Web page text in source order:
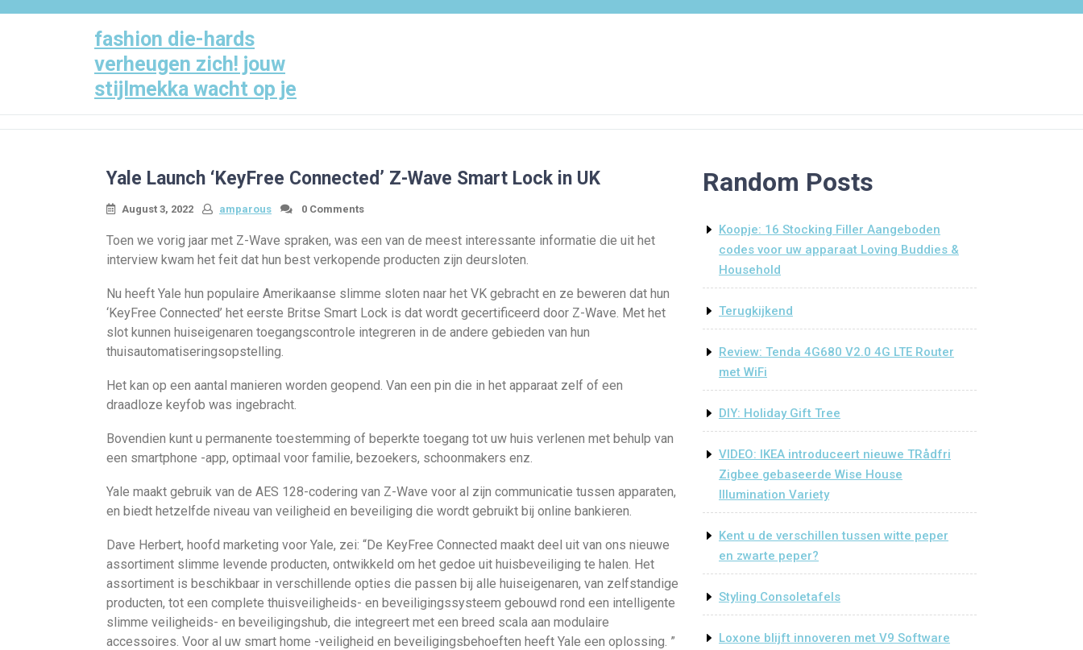
fashion die-hards
verheugen zich! jouw
stijlmekka wacht op je
Yale Launch ‘KeyFree Connected’ Z-Wave Smart Lock in UK
August 3, 2022 amparous 0 Comments
Toen we vorig jaar met Z-Wave spraken, was een van de meest interessante informatie die uit het
interview kwam het feit dat hun best verkopende producten zijn deursloten.
Nu heeft Yale hun populaire Amerikaanse slimme sloten naar het VK gebracht en ze beweren dat hun
‘KeyFree Connected’ het eerste Britse Smart Lock is dat wordt gecertificeerd door Z-Wave. Met het
slot kunnen huiseigenaren toegangscontrole integreren in de andere gebieden van hun
thuisautomatiseringsopstelling.
Het kan op een aantal manieren worden geopend. Van een pin die in het apparaat zelf of een
draadloze keyfob was ingebracht.
Bovendien kunt u permanente toestemming of beperkte toegang tot uw huis verlenen met behulp van
een smartphone -app, optimaal voor familie, bezoekers, schoonmakers enz.
Yale maakt gebruik van de AES 128-codering van Z-Wave voor al zijn communicatie tussen apparaten,
en biedt hetzelfde niveau van veiligheid en beveiliging die wordt gebruikt bij online bankieren.
Dave Herbert, hoofd marketing voor Yale, zei: “De KeyFree Connected maakt deel uit van ons nieuwe
assortiment slimme levende producten, ontwikkeld om het gedoe uit huisbeveiliging te halen. Het
assortiment is beschikbaar in verschillende opties die passen bij alle huiseigenaren, van zelfstandige
producten, tot een complete thuisveiligheids- en beveiligingssysteem gebouwd rond een intelligente
slimme veiligheids- en beveiligingshub, die integreert met een breed scala aan modulaire
accessoires. Voor al uw smart home -veiligheid en beveiligingsbehoeften heeft Yale een oplossing. ”
Random Posts
Koopje: 16 Stocking Filler Aangeboden
codes voor uw apparaat Loving Buddies &
Household
Terugkijkend
Review: Tenda 4G680 V2.0 4G LTE Router
met WiFi
DIY: Holiday Gift Tree
VIDEO: IKEA introduceert nieuwe TRådfri
Zigbee gebaseerde Wise House
Illumination Variety
Kent u de verschillen tussen witte peper
en zwarte peper?
Styling Consoletafels
Loxone blijft innoveren met V9 Software